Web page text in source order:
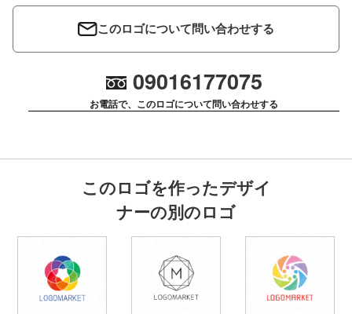
このロゴについて問い合わせする
09016177075
お電話で、このロゴについて問い合わせする
このロゴを作ったデザイ
ナーの別のロゴ